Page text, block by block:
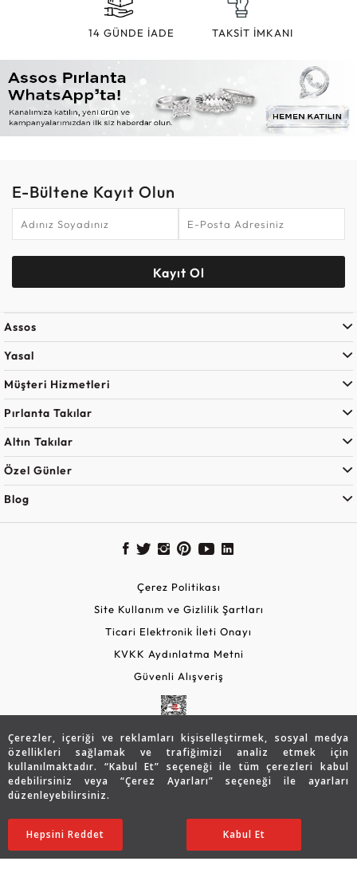
Çerezler, içeriği ve reklamları kişiselleştirmek, sosyal medya
özellikleri sağlamak ve trafiğimizi analiz etmek için
kullanılmaktadır. “Kabul Et” seçeneği ile tüm çerezleri kabul
edebilirsiniz veya “Çerez Ayarları” seçeneği ile ayarları
düzenleyebilirsiniz.
Ayarları Düzenle
Hepsini Reddet Kabul Et
65.331 TL
45.751TL SATIN ALIN
14 GÜNDE İADE TAKSİT İMKANI
E-Bültene Kayıt Olun
Kayıt Ol
Assos
Yasal
Müşteri Hizmetleri
Pırlanta Takılar
Altın Takılar
Özel Günler
Blog
Çerez Politikası
Site Kullanım ve Gizlilik Şartları
Ticari Elektronik İleti Onayı
KVKK Aydınlatma Metni
Güvenli Alışveriş
Copyright © 2026 Assos Pırlanta - Bu sitenin tüm hakları